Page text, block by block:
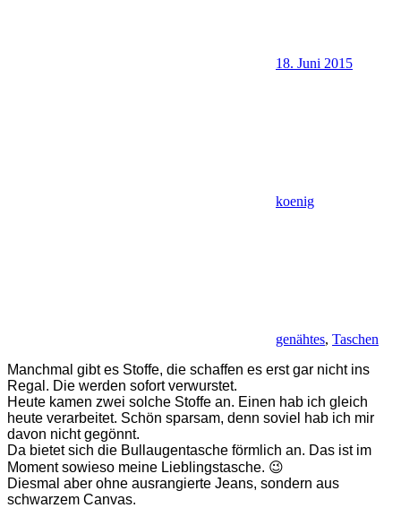
18. Juni 2015
koenig
genähtes, Taschen
Manchmal gibt es Stoffe, die schaffen es erst gar nicht ins
Regal. Die werden sofort verwurstet.
Heute kamen zwei solche Stoffe an. Einen hab ich gleich
heute verarbeitet. Schön sparsam, denn soviel hab ich mir
davon nicht gegönnt.
Da bietet sich die Bullaugentasche förmlich an. Das ist im
Moment sowieso meine Lieblingstasche. 😉
Diesmal aber ohne ausrangierte Jeans, sondern aus
schwarzem Canvas.